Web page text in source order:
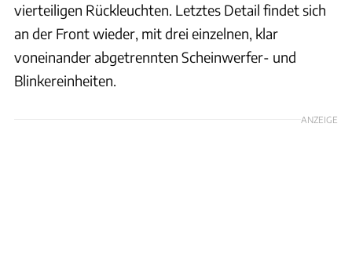
vierteiligen Rückleuchten. Letztes Detail findet sich
an der Front wieder, mit drei einzelnen, klar
voneinander abgetrennten Scheinwerfer- und
Blinkereinheiten.
ANZEIGE